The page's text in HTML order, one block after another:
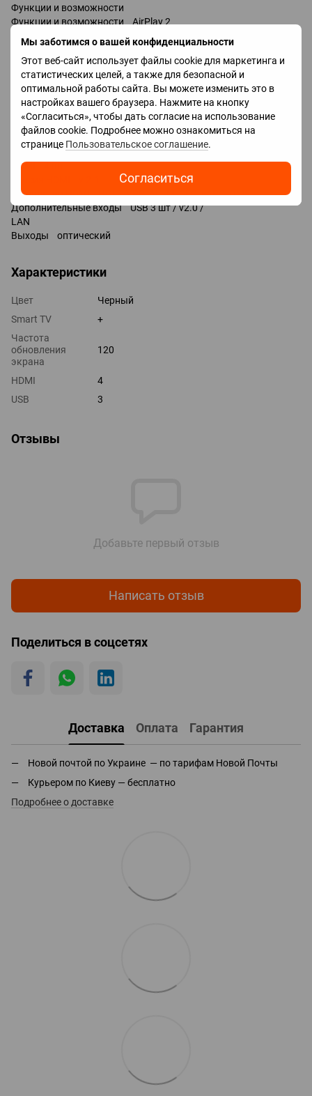
Мы заботимся о вашей конфиденциальности
Этот веб-сайт использует файлы cookie для маркетинга и
статистических целей, а также для безопасной и
оптимальной работы сайта. Вы можете изменить это в
настройках вашего браузера. Нажмите на кнопку
«Согласиться», чтобы дать согласие на использование
файлов cookie. Подробнее можно ознакомиться на
странице Пользовательское соглашение.
Согласиться
Функции и возможности
Функции и возможности AirPlay 2
Wi-Fi 6 (802.11ax)
Miracast
Chromecast
Bluetooth v 5.1
управление голосом
Amazon Alexa
Google Assistant
Разъемы
HDMI 4 шт
Технологии HDMI HGIG, VRR, ALLM, CEC, eARC, QMS
Дополнительные входы USB 3 шт / v2.0 /
LAN
Выходы оптический
Характеристики
Цвет
Черный
Smart TV
+
Частота
обновления
экрана
120
HDMI
4
USB
3
Отзывы
Добавьте первый отзыв
Написать отзыв
Поделиться в соцсетях
Доставка Оплата Гарантия
Новой почтой по Украине — по тарифам Новой Почты
Курьером по Киеву — бесплатно
Подробнее о доставке